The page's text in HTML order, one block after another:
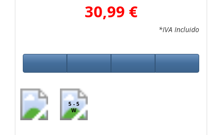
30,99 €
*IVA Incluido
5 - 5
W